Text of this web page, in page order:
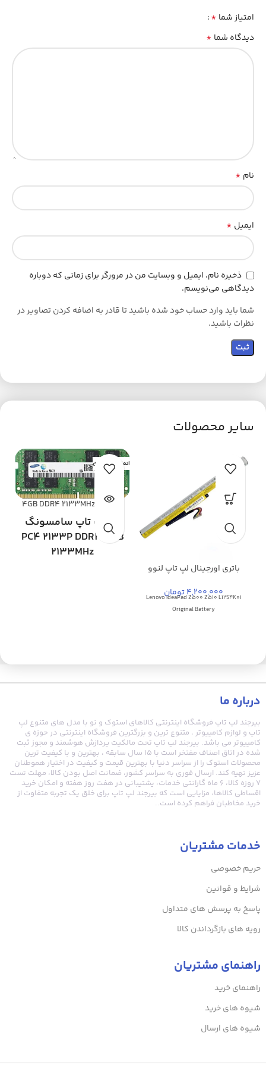
امتیاز شما *
دیدگاه شما *
نام *
ایمیل *
ذخیره نام، ایمیل و وبسایت من در مرورگر برای زمانی که دوباره
دیدگاهی می‌نویسم.
شما باید وارد حساب خود شده باشید تا قادر به اضافه کردن تصاویر در
نظرات باشید.
سایر محصولات
باتری اورجینال لپ تاپ لنوو
L12S4K01
4,200,000 تومان
Lenovo IdeaPad Z500 Z510 L12S4K01
Original Battery
اتمام موجودی
خرید رم 4GB DDR4 2133MHz
مدل PC4 2133P – بهترین
قیمت از بیرجند لپ تاپ
رم لپ تاپ سامسونگ
PC4 2133P DDR4 4GB
2133MHz
درباره ما
بیرجند لپ تاپ فروشگاه اینترنتی کالاهای استوک و نو با مدل های متنوع لپ
تاپ و لوازم کامپیوتر ، متنوع ترین و بزرگترین فروشگاه اینترنتی در حوزه ی
کامپیوتر می باشد. بیرجند لپ تاپ تحت مالکیت پردازش هوشمند و مجوز ثبت
شده در اتاق اصناف مفتخر است با ۱۵ سال سابقه ، بهترین و با کیفیت ترین
محصولات استوک را از سراسر دنیا با بهترین قیمت و کیفیت در اختیار هموطنان
عزیز تهیه کند. ارسال فوری به سراسر کشور، ضمانت اصل بودن کالا، مهلت تست
۷ روزه کالا، ۶ ماه گارانتی خدمات، پشتیبانی در هفت روز هفته و امکان خرید
اقساطی کالاها، مزایایی است که بیرجند لپ تاپ برای خلق یک تجربه متفاوت از
خرید مخاطبان فراهم کرده است..
خدمات مشتریان
حریم خصوصی
شرایط و قوانین
پاسخ به پرسش های متداول
رویه های بازگرداندن کالا
راهنمای مشتریان
راهنمای خرید
شیوه های خرید
شیوه های ارسال